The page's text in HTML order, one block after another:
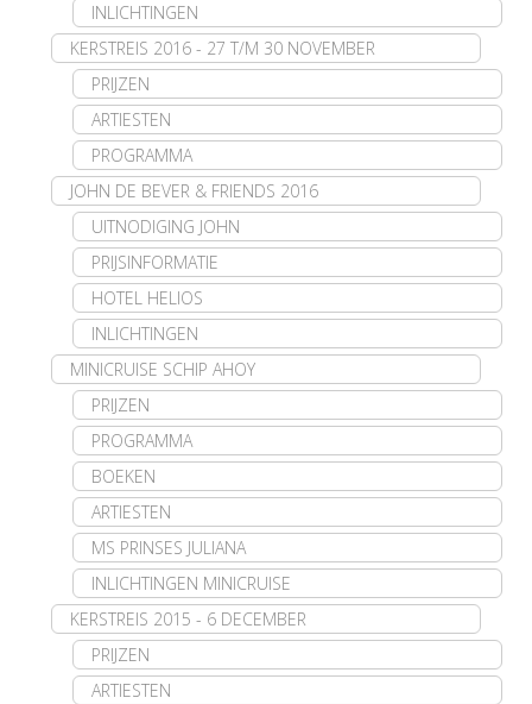
INLICHTINGEN
KERSTREIS 2016 - 27 T/M 30 NOVEMBER
PRIJZEN
ARTIESTEN
PROGRAMMA
JOHN DE BEVER & FRIENDS 2016
UITNODIGING JOHN
PRIJSINFORMATIE
HOTEL HELIOS
INLICHTINGEN
MINICRUISE SCHIP AHOY
PRIJZEN
PROGRAMMA
BOEKEN
ARTIESTEN
MS PRINSES JULIANA
INLICHTINGEN MINICRUISE
KERSTREIS 2015 - 6 DECEMBER
PRIJZEN
ARTIESTEN